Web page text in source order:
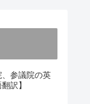
、参議院の英
訳】